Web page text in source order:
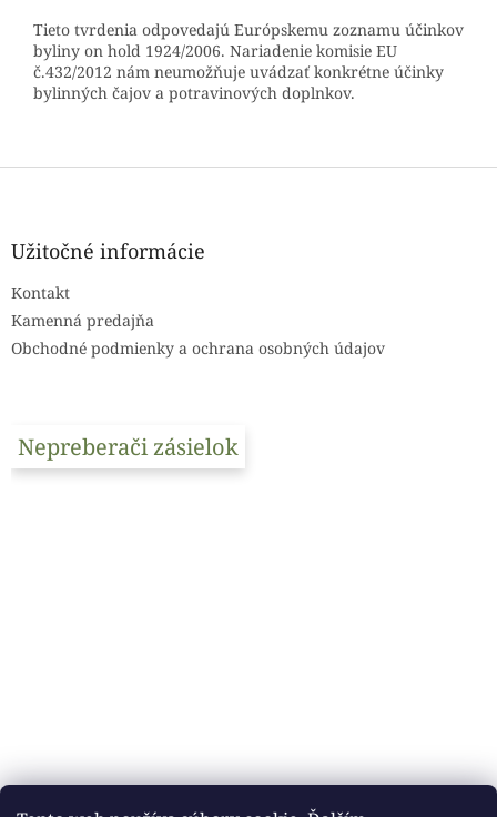
Tieto tvrdenia odpovedajú Európskemu zoznamu účinkov
byliny on hold 1924/2006. Nariadenie komisie EU
č.432/2012 nám neumožňuje uvádzať konkrétne účinky
bylinných čajov a potravinových doplnkov.
Z
Užitočné informácie
Kontakt
Kamenná predajňa
Obchodné podmienky a ochrana osobných údajov
Nepreberači zásielok